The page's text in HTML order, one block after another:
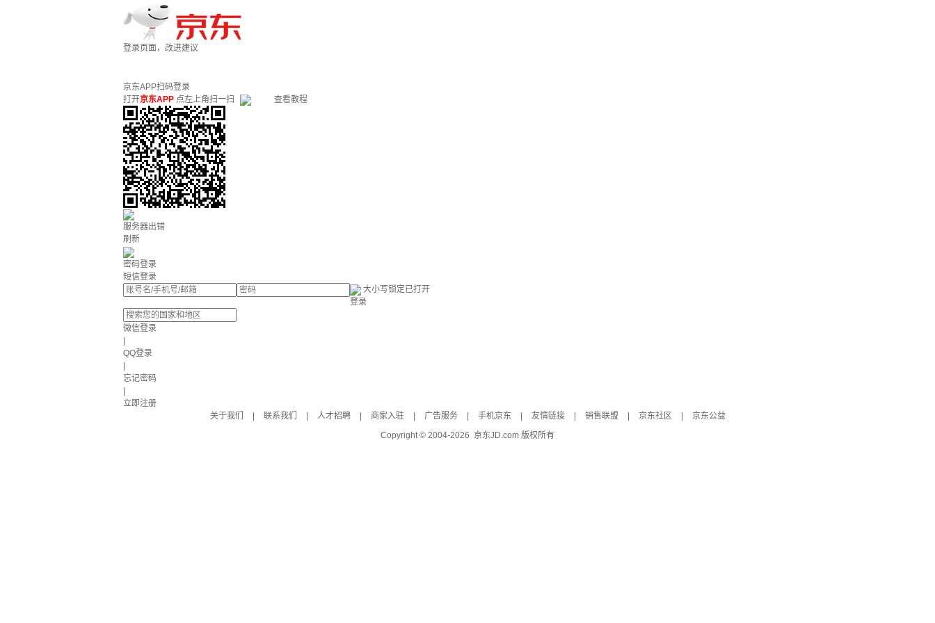
登录页面，改进建议
京东APP扫码登录
打开京东APP 点左上角扫一扫 查看教程
服务器出错
刷新
密码登录
短信登录
大小写锁定已打开
登录
微信登录
QQ登录
忘记密码
立即注册
关于我们
联系我们 人才招聘 商家入驻 广告服务 手机京东 友情链接 销售联盟 京东社区
京东公益
Copyright © 2004-2026 京东JD.com 版权所有